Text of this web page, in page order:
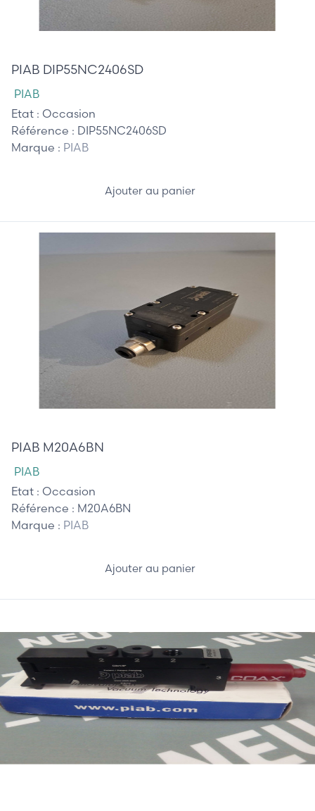
PIAB DIP55NC2406SD
PIAB
Etat : Occasion
Référence : DIP55NC2406SD
Marque : PIAB
Ajouter au panier
PIAB M20A6BN
PIAB
Etat : Occasion
Référence : M20A6BN
Marque : PIAB
Ajouter au panier